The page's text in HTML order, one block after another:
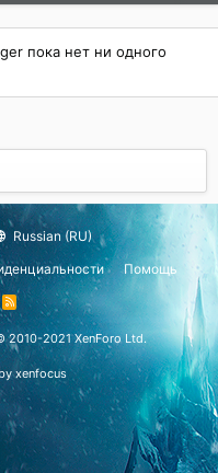
пока нет ни одного
Russian (RU)
Помощь
R
S
S
2010-2021 XenForo Ltd.
xenfocus